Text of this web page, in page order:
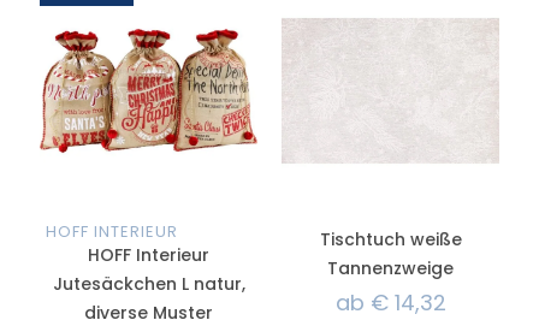
HOFF INTERIEUR
HOFF Interieur
Jutesäckchen L natur,
diverse Muster
Tischtuch weiße
Tannenzweige
ab €14,32